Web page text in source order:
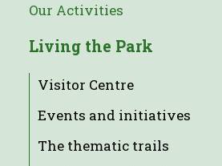
Our Activities
Living the Park
Visitor Centre
Events and initiatives
The thematic trails